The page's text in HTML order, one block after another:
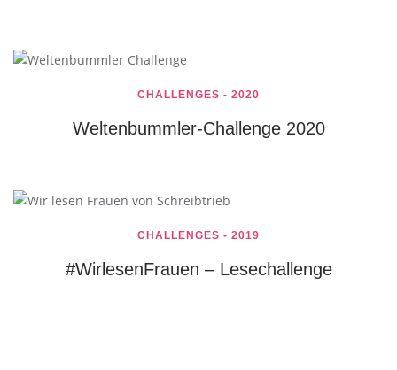
CHALLENGES - 2020
Weltenbummler-Challenge 2020
CHALLENGES - 2019
#WirlesenFrauen – Lesechallenge